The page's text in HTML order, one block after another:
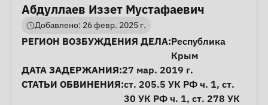
Абдуллаев Иззет Мустафаевич
Добавлено: 26 февр. 2025 г.
Информация о деле
РЕГИОН ВОЗБУЖДЕНИЯ ДЕЛА:Республика
Крым
ДАТА ЗАДЕРЖАНИЯ:27 мар. 2019 г.
СТАТЬИ ОБВИНЕНИЯ:ст. 205.5 УК РФ ч. 1, ст.
30 УК РФ ч. 1, ст. 278 УК